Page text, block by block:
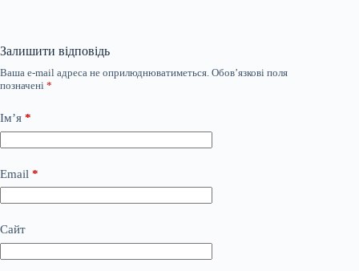
Залишити відповідь
Ваша e-mail адреса не оприлюднюватиметься. Обов’язкові поля
позначені *
Ім’я *
Email *
Сайт